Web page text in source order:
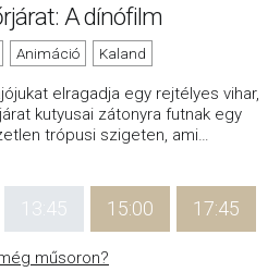
A dínófilm
Animáció Kaland
elragadja egy rejtélyes vihar,
kutyusai zátonyra futnak egy
trópusi szigeten, ami…
13:45 15:00 17:45
műsoron?